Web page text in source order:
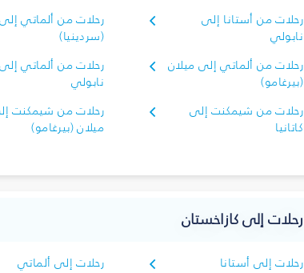
رحلات من أستانا إلى
نابولي
رحلات من ألماتي إلى
(سردينيا)
رحلات من ألماتي إلى ميلان
(بيرغامو)
رحلات من ألماتي إلى
نابولي
رحلات من شيمكنت إلى
كاتانيا
رحلات من شيمكنت
ميلان (بيرغامو)
رحلات إلى كازاخستان
رحلات إلى أستانا رحلات إلى ألماتي